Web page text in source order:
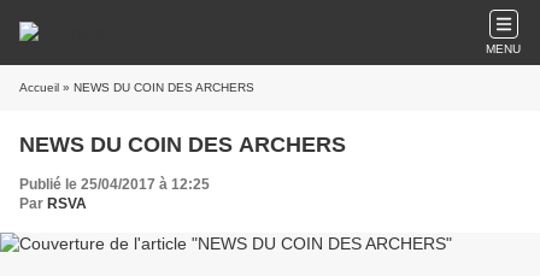
MENU
Accueil » NEWS DU COIN DES ARCHERS
NEWS DU COIN DES ARCHERS
Publié le 25/04/2017 à 12:25
Par RSVA